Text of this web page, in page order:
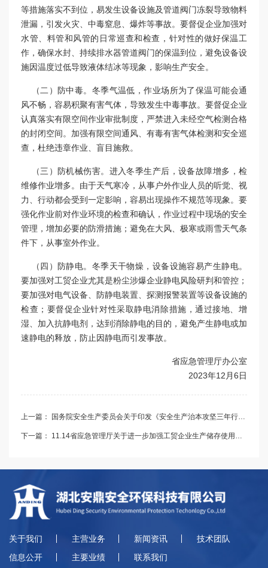
等措施落实不到位，易发生设备设施及管道阀门冻裂导致物料
泄漏，引发火灾、中毒窒息、爆炸等事故。要督促企业加强对
水管、料管和风管的日常巡查和检查，针对性的做好保温工
作，确保水封、持续排水器管道阀门的保温到位，避免设备设
施因温度过低导致液体结冰等现象，影响生产安全。
（二）防中毒。冬季气温低，作业场所为了保温可能会通
风不畅，容易积聚有害气体，导致发生中毒事故。要督促企业
认真落实有限空间作业审批制度，严禁进入未经空气检测合格
的封闭空间。加强有限空间通风、有毒有害气体检测和安全巡
查，杜绝违章作业、盲目施救。
（三）防机械伤害。进入冬季生产后，设备故障增多，检
维修作业增多。由于天气寒冷，从事户外作业人员的听觉、视
力、行动都会受到一定影响，容易出现操作不规范等现象。要
强化作业前对作业环境的检查和确认，作业过程中现场的安全
管理，增加必要的防滑措施；避免在大风、极寒或雨雪天气条
件下，从事室外作业。
（四）防静电。冬季天干物燥，设备设施容易产生静电。
要加强对工贸企业尤其是粉尘涉爆企业静电风险研判和管控；
要加强对电气设备、防静电装置、探测报警装置等设备设施的
检查；要督促企业针对性采取静电消除措施，通过接地、增
湿、加入抗静电剂，达到消除静电的目的，避免产生静电或加
速静电的释放，防止因静电而引发事故。
省应急管理厅办公室
2023年12月6日
上一篇： 国务院安全生产委员会关于印发《安全生产治本攻坚三年行动
方案(2024-2026年)》的通知
下一篇： 11.14省应急管理厅关于进一步加强工贸企业生产储存使用危
关于我们 主营业务 新闻资讯
技术团队
信息公开
主要业绩 联系我们